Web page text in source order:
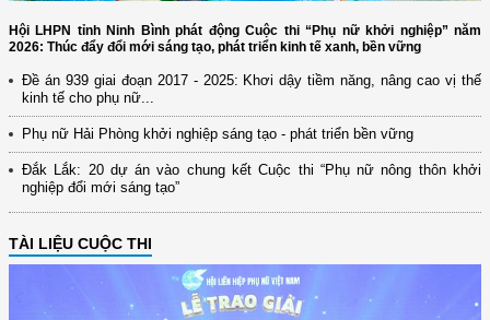
Hội LHPN tỉnh Ninh Bình phát động Cuộc thi “Phụ nữ khởi nghiệp” năm
2026: Thúc đẩy đổi mới sáng tạo, phát triển kinh tế xanh, bền vững
Đề án 939 giai đoạn 2017 - 2025: Khơi dậy tiềm năng, nâng cao vị thế
kinh tế cho phụ nữ...
Phụ nữ Hải Phòng khởi nghiệp sáng tạo - phát triển bền vững
Đắk Lắk: 20 dự án vào chung kết Cuộc thi “Phụ nữ nông thôn khởi
nghiệp đổi mới sáng tạo”
TÀI LIỆU CUỘC THI